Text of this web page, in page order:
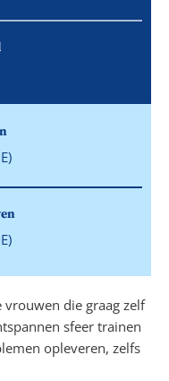
die graag zelf
sfeer trainen
opleveren, zelfs